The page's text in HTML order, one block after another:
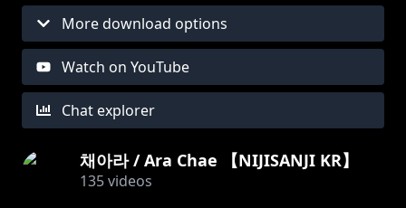
More download options
Watch on YouTube
Chat explorer
채아라 / Ara Chae 【NIJISANJI KR】
135videos